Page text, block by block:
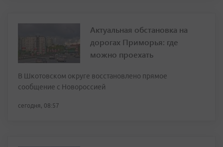
Актуальная обстановка на
дорогах Приморья: где
можно проехать
В Шкотовском округе восстановлено прямое
сообщение с Новороссией
сегодня, 08:57